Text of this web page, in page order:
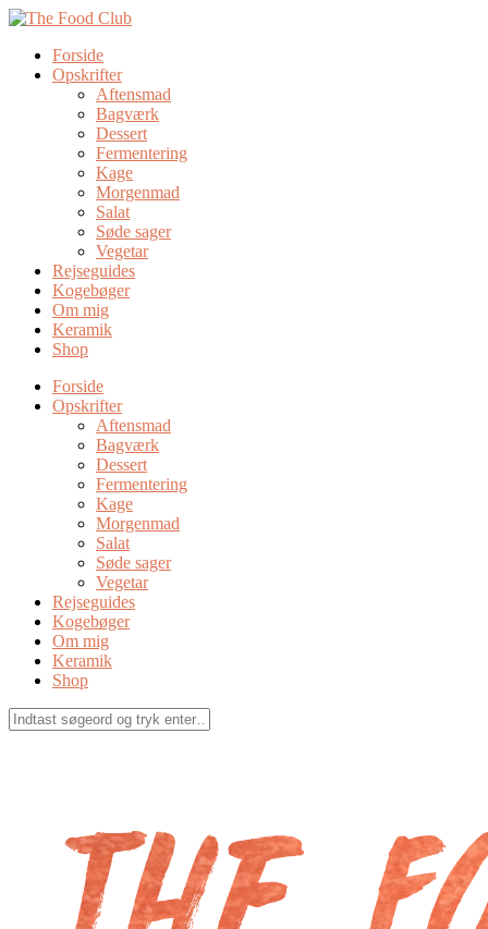
Forside
Opskrifter
Aftensmad
Bagværk
Dessert
Fermentering
Kage
Morgenmad
Salat
Søde sager
Vegetar
Rejseguides
Kogebøger
Om mig
Keramik
Shop
Forside
Opskrifter
Aftensmad
Bagværk
Dessert
Fermentering
Kage
Morgenmad
Salat
Søde sager
Vegetar
Rejseguides
Kogebøger
Om mig
Keramik
Shop